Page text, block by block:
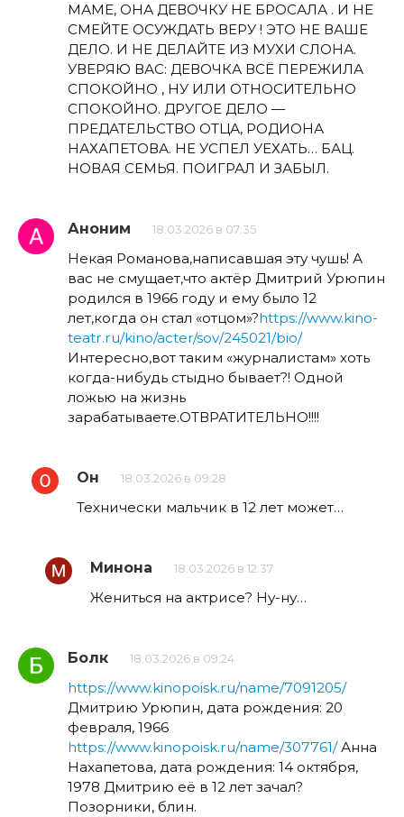
МАМЕ, ОНА ДЕВОЧКУ НЕ БРОСАЛА . И НЕ
СМЕЙТЕ ОСУЖДАТЬ ВЕРУ ! ЭТО НЕ ВАШЕ
ДЕЛО. И НЕ ДЕЛАЙТЕ ИЗ МУХИ СЛОНА.
УВЕРЯЮ ВАС: ДЕВОЧКА ВСЁ ПЕРЕЖИЛА
СПОКОЙНО , НУ ИЛИ ОТНОСИТЕЛЬНО
СПОКОЙНО. ДРУГОЕ ДЕЛО —
ПРЕДАТЕЛЬСТВО ОТЦА, РОДИОНА
НАХАПЕТОВА. НЕ УСПЕЛ УЕХАТЬ… БАЦ.
НОВАЯ СЕМЬЯ. ПОИГРАЛ И ЗАБЫЛ.
Аноним 18.03.2026 в 07:35
Некая Романова,написавшая эту чушь! А
вас не смущает,что актёр Дмитрий Урюпин
родился в 1966 году и ему было 12
лет,когда он стал «отцом»?https://www.kino-
teatr.ru/kino/acter/sov/245021/bio/
Интересно,вот таким «журналистам» хоть
когда-нибудь стыдно бывает?! Одной
ложью на жизнь
зарабатываете.ОТВРАТИТЕЛЬНО!!!!
Он 18.03.2026 в 09:28
Технически мальчик в 12 лет может…
Минона 18.03.2026 в 12:37
Жениться на актрисе? Ну-ну…
Болк 18.03.2026 в 09:24
https://www.kinopoisk.ru/name/7091205/
Дмитрию Урюпин, дата рождения: 20
февраля, 1966
https://www.kinopoisk.ru/name/307761/Анна
Нахапетова, дата рождения: 14 октября,
1978 Дмитрию её в 12 лет зачал?
Позорники, блин.